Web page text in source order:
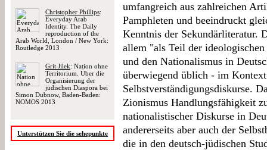
Christopher Phillips:
Everyday Arab
Identity. The Daily
reproduction of the
Arab World, London / New York:
Routledge 2013
Grit Jilek: Nation ohne
Territorium. Über die
Organisierung der
jüdischen Diaspora bei
Simon Dubnow, Baden-Baden:
NOMOS 2013
Unterstützen Sie die sehepunkte
umfangreich aus zahlreichen
Pamphleten und beeindruckt
Kenntnis der Sekundärliteratur.
allem "als Teil der
und den Nationalismus in
überwiegend üblich - im
Selbstverständigungsdiskurse.
Zionismus Handlungsfähigkeit
nationalistischer Diskurse in
andererseits aber auch der
die in den deutsch-jüdischen